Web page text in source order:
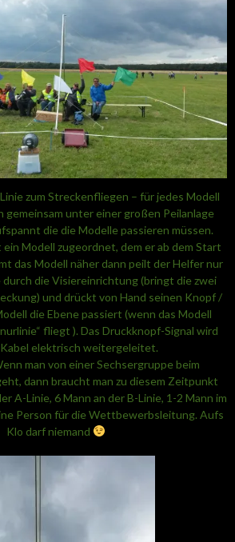
zum Streckenfliegen – für jedes Modell
gemeinsam unter einer großen Peilanlage
die die Modelle passieren müssen.
ein Modell zugeordnet, dem er ab dem Start
das Modell näher dann peilt der Helfer nur
die Visiereinrichtung (bringt die zwei
und drückt von Hand seinen Knopf /
die Ebene passiert (wenn das Modell
fliegt ). Das Druckknopf-Signal wird
elektrisch weitergeleitet.
man von einer Sechsergruppe beim
dann braucht man zu diesem Zeitpunkt
A-Linie, 6 Mann an der B-Linie, 1-2 Mann im
Person für die Wettbewerbsleitung. Aufs
Klo darf niemand